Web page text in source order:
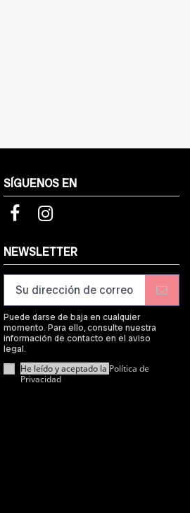
SÍGUENOS EN
NEWSLETTER
Puede darse de baja en cualquier
momento. Para ello, consulte nuestra
información de contacto en el aviso
legal.
He leído y aceptado la Política de
Privacidad